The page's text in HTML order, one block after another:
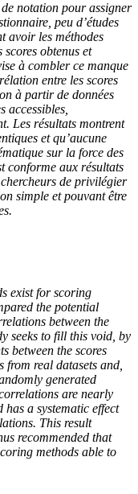
notation pour assigner
peu d’études
avoir les méthodes
obtenus et
à combler ce manque
entre les scores
à partir de données
accessibles,
Les résultats montrent
et qu’aucune
sur la force des
conforme aux résultats
de privilégier
simple et pouvant être
exist for scoring
the potential
between the
seeks to fill this void, by
between the scores
real datasets and,
generated
are nearly
a systematic effect
This result
recommended that
methods able to